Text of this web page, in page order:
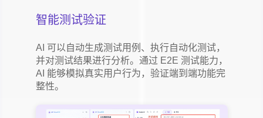
智能测试验证
AI 可以自动生成测试用例、执行自动化测试，
并对测试结果进行分析。通过 E2E 测试能力，
AI 能够模拟真实用户行为，验证端到端功能完
整性。